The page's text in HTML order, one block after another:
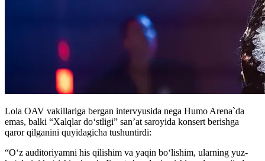
Lola OAV vakillariga bergan intervyusida nega Humo Arena`da
emas, balki “Xalqlar do‘stligi” san’at saroyida konsert berishga
qaror qilganini quyidagicha tushuntirdi:
“O‘z auditoriyamni his qilishim va yaqin bo‘lishim, ularning yuz-